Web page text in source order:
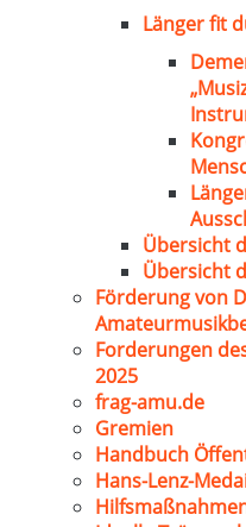
Länger fit
Übersicht
Übersicht
Förderung von
Forderungen
2025
frag-amu.de
Gremien
Handbuch
Hans-Lenz-